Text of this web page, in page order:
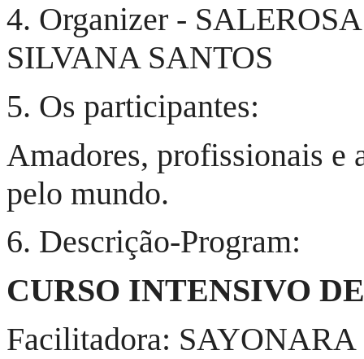
4. Organizer -
SILVANA SANTOS
5. Os participantes:
Amadores, profissionais e
pelo mundo.
6. Descrição-Program:
CURSO INTENSIVO
Facilitadora: